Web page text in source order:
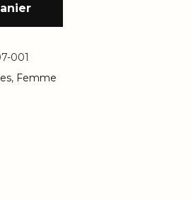
001
, Femme